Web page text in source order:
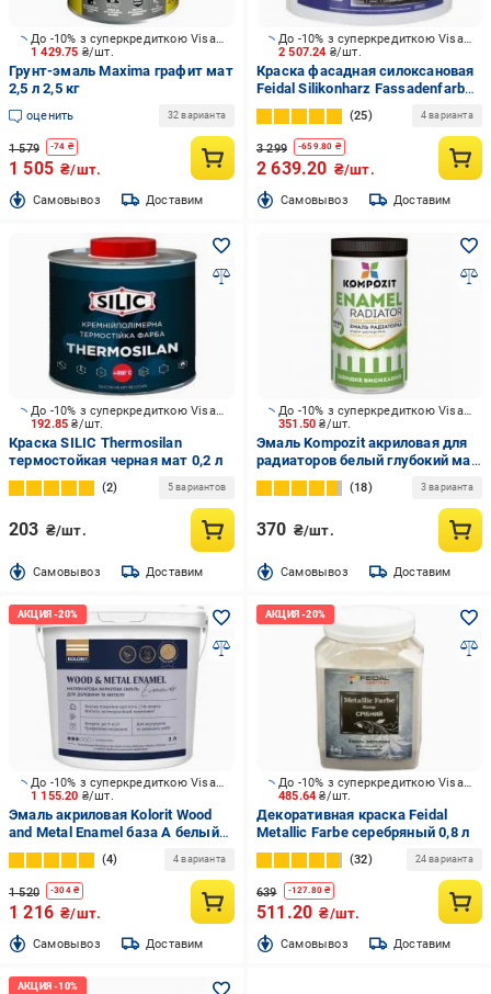
1 429.75 ₴/шт.
До -10% з суперкредиткою Visa Вигода
Грунт-эмаль Maxima графит мат
2,5 л 2,5 кг
оценить 32 варианта
1 579 -74 ₴
1 505 ₴/шт.
Cамовывоз Доставим
2 507.24 ₴/шт.
До -10% з суперкредиткою Visa Вигода
Краска фасадная силоксановая
Feidal Silikonharz Fassadenfarbe
Optimal мат белый 10 л
25 4 варианта
3 299 -659.80 ₴
2 639.20 ₴/шт.
Cамовывоз Доставим
192.85₴/шт.
До -10% з суперкредиткою Visa Вигода
Краска SILIC Thermosilan
термостойкая черная мат 0,2 л
2 5 вариантов
203 ₴/шт.
Cамовывоз Доставим
351.50₴/шт.
До -10% з суперкредиткою Visa Вигода
Эмаль Kompozit акриловая для
радиаторов белый глубокий мат
0,75 л
18 3 варианта
370 ₴/шт.
Cамовывоз Доставим
1 155.20 ₴/шт.
До -10% з суперкредиткою Visa Вигода
Эмаль акриловая Kolorit Wood
and Metal Enamel база А белый
полумат 2 л
4 4 варианта
1 520 -304₴
1 216 ₴/шт.
Cамовывоз Доставим
485.64₴/шт.
До -10% з суперкредиткою Visa Вигода
Декоративная краска Feidal
Metallic Farbe серебряный 0,8 л
32 24 варианта
639 -127.80₴
511.20 ₴/шт.
Cамовывоз Доставим